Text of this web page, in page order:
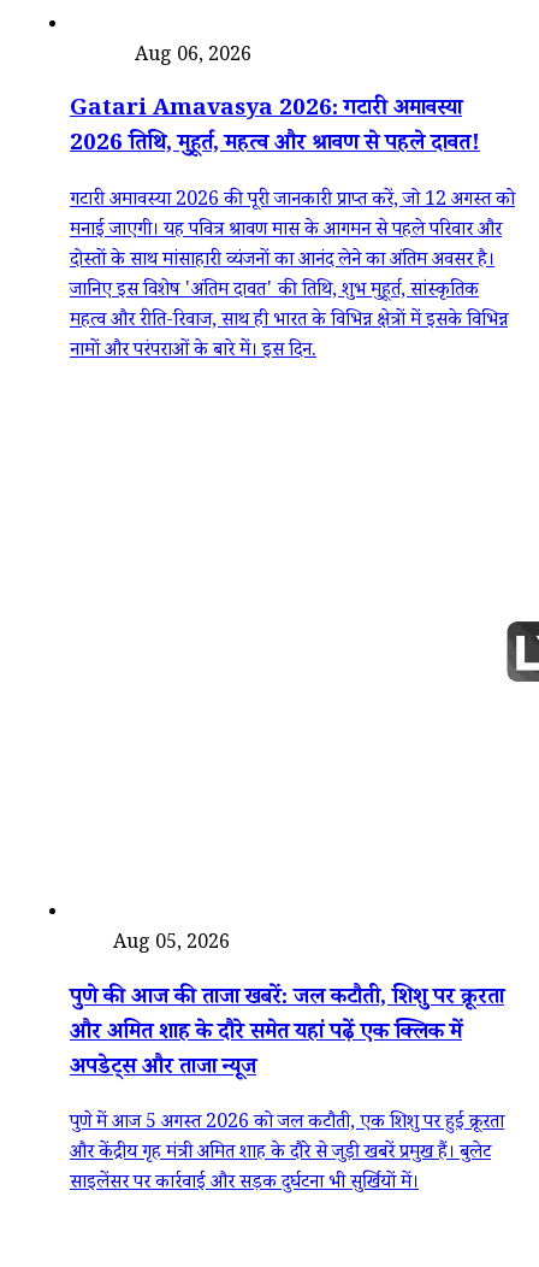
Aug 06, 2026
Gatari Amavasya 2026: गटारी अमावस्या
2026 तिथि, मुहूर्त, महत्व और श्रावण से पहले दावत!
गटारी अमावस्या 2026 की पूरी जानकारी प्राप्त करें, जो 12 अगस्त को
मनाई जाएगी। यह पवित्र श्रावण मास के आगमन से पहले परिवार और
दोस्तों के साथ मांसाहारी व्यंजनों का आनंद लेने का अंतिम अवसर है।
जानिए इस विशेष 'अंतिम दावत' की तिथि, शुभ मुहूर्त, सांस्कृतिक
महत्व और रीति-रिवाज, साथ ही भारत के विभिन्न क्षेत्रों में इसके विभिन्न
नामों और परंपराओं के बारे में। इस दिन.
Aug 05, 2026
पुणे की आज की ताजा खबरें: जल कटौती, शिशु पर क्रूरता
और अमित शाह के दौरे समेत यहां पढ़ें एक क्लिक में
अपडेट्स और ताजा न्यूज
पुणे में आज 5 अगस्त 2026 को जल कटौती, एक शिशु पर हुई क्रूरता
और केंद्रीय गृह मंत्री अमित शाह के दौरे से जुड़ी खबरें प्रमुख हैं। बुलेट
साइलेंसर पर कार्रवाई और सड़क दुर्घटना भी सुर्खियों में।